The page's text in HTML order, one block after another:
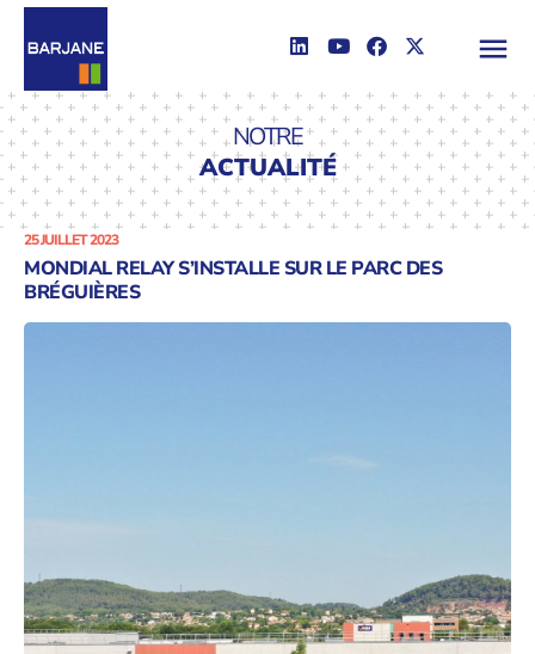
NOTRE
ACTUALITÉ
25 JUILLET 2023
MONDIAL RELAY S’INSTALLE SUR LE PARC DES
BRÉGUIÈRES